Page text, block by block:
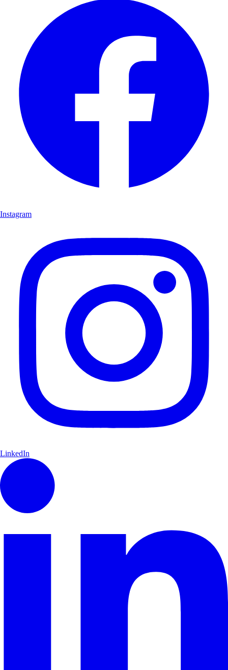
Instagram
LinkedIn